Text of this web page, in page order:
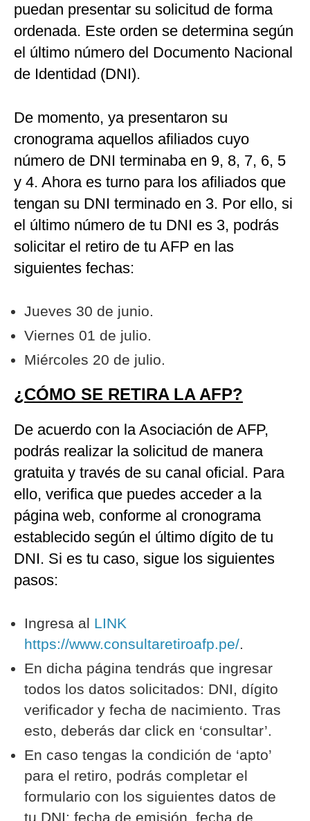
puedan presentar su solicitud de forma
ordenada. Este orden se determina según
el último número del Documento Nacional
de Identidad (DNI).
De momento, ya presentaron su
cronograma aquellos afiliados cuyo
número de DNI terminaba en 9, 8, 7, 6, 5
y 4. Ahora es turno para los afiliados que
tengan su DNI terminado en 3. Por ello, si
el último número de tu DNI es 3, podrás
solicitar el retiro de tu AFP en las
siguientes fechas:
Jueves 30 de junio.
Viernes 01 de julio.
Miércoles 20 de julio.
¿CÓMO SE RETIRA LA AFP?
De acuerdo con la Asociación de AFP,
podrás realizar la solicitud de manera
gratuita y través de su canal oficial. Para
ello, verifica que puedes acceder a la
página web, conforme al cronograma
establecido según el último dígito de tu
DNI. Si es tu caso, sigue los siguientes
pasos:
Ingresa al LINK
https://www.consultaretiroafp.pe/.
En dicha página tendrás que ingresar
todos los datos solicitados: DNI, dígito
verificador y fecha de nacimiento. Tras
esto, deberás dar click en ‘consultar’.
En caso tengas la condición de ‘apto’
para el retiro, podrás completar el
formulario con los siguientes datos de
tu DNI: fecha de emisión, fecha de